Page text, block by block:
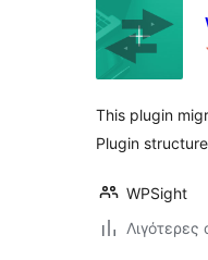
This plugin
Plugin
WPSight